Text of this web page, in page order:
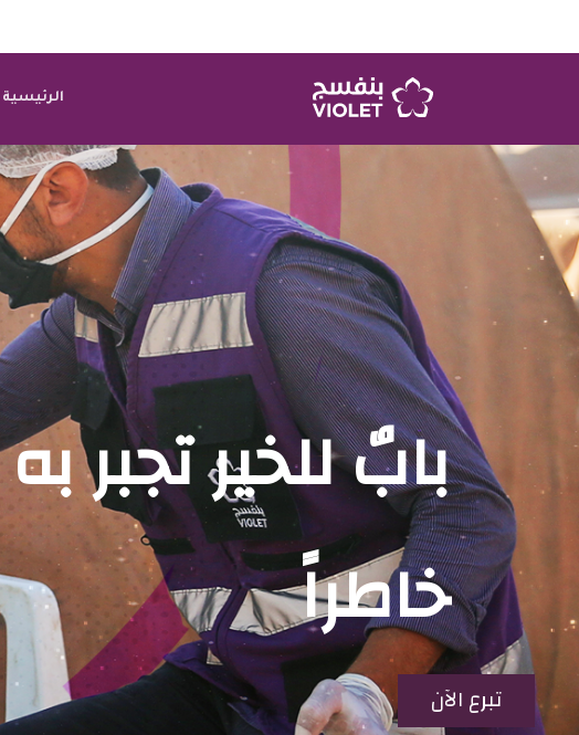
الرئيسية
بابٌ للخير تجبر به
خاطراً
تبرع الآن